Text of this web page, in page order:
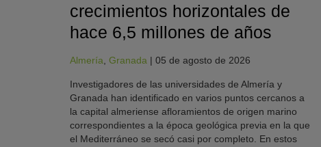
crecimientos horizontales de
hace 6,5 millones de años
Almería Granada | 05 de agosto de 2026
Investigadores de las universidades de Almería y
Granada han identificado en varios puntos cercanos a
la capital almeriense afloramientos de origen marino
correspondientes a la época geológica previa en la que
el Mediterráneo se secó casi por completo. En estos